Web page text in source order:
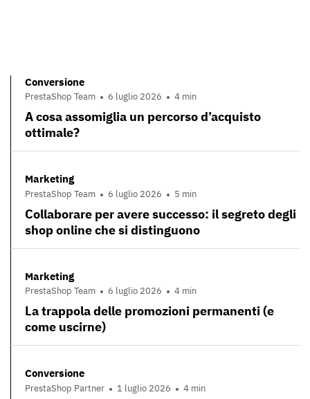
Conversione
PrestaShop Team 6 luglio 2026 4 min
A cosa assomiglia un percorso d’acquisto
ottimale?
Marketing
PrestaShop Team 6 luglio 2026 5 min
Collaborare per avere successo: il segreto degli
shop online che si distinguono
Marketing
PrestaShop Team 6 luglio 2026 4 min
La trappola delle promozioni permanenti (e
come uscirne)
Conversione
PrestaShop Partner 1 luglio 2026 4 min